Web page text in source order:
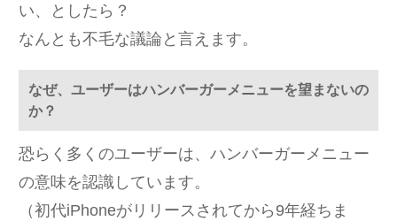
い、としたら？
なんとも不毛な議論と言えます。
なぜ、ユーザーはハンバーガーメニューを望まないの
か？
恐らく多くのユーザーは、ハンバーガーメニュー
の意味を認識しています。
（初代iPhoneがリリースされてから9年経ちま